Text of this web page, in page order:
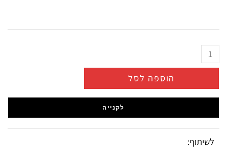
הוספה לסל
לקנייה
לשיתוף: